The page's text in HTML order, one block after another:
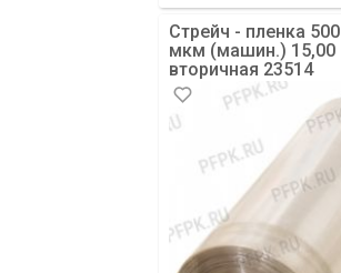
Стрейч - пленка
мкм (машин.) 15,00
вторичная 23514